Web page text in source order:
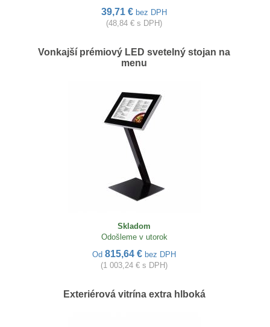
39,71 € bez DPH
(48,84 € s DPH)
Vonkajší prémiový LED svetelný stojan na
menu
Skladom
Odošleme v utorok
Od 815,64 € bez DPH
(1 003,24 € s DPH)
Exteriérová vitrína extra hlboká